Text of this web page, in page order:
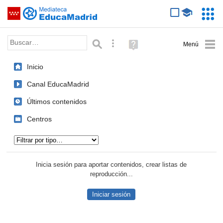
Saltar navegación
Palabra o frase: Búsqueda avanzada
Ayuda
(en
Inicio
Canal EducaMadrid
Últimos contenidos
Centros
Inicia sesión para aportar contenidos, crear listas de
reproducción...
Iniciar sesión